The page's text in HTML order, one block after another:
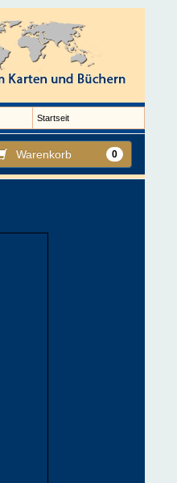
Startseit
Warenkorb 0